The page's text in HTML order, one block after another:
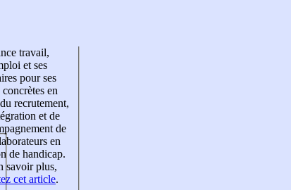
travail,
et ses
pour ses
en
recrutement,
et de
de
en
de handicap.
savoir plus,
cet article.